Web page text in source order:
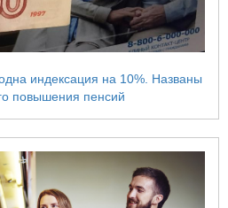
индексация на 10%. Названы
повышения пенсий